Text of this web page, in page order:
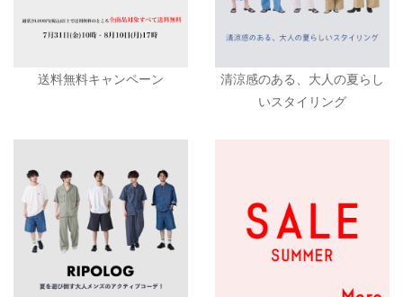
送料無料キャンペーン
清涼感のある、大人の夏らし
いスタイリング